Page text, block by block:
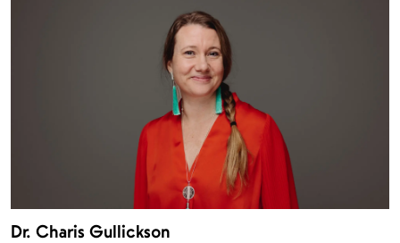
Dr. Charis Gullickson